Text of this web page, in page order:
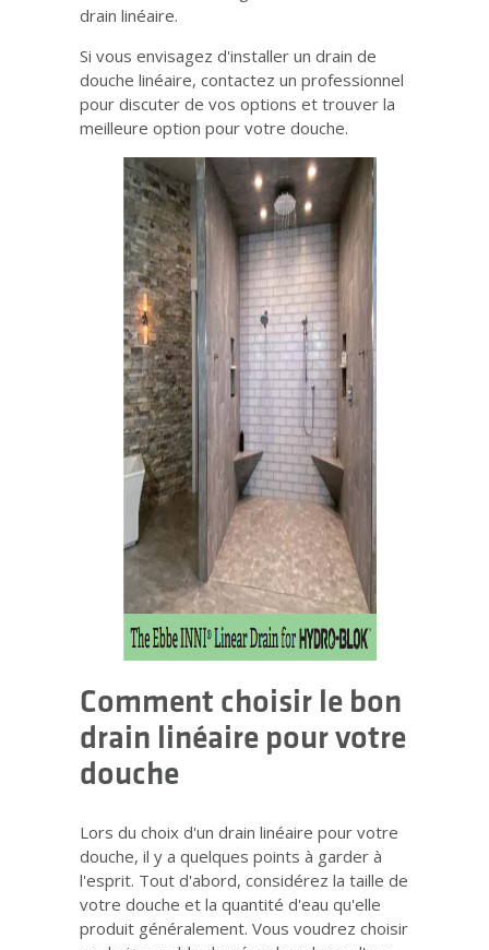
drain linéaire.
Si vous envisagez d'installer un drain de
douche linéaire, contactez un professionnel
pour discuter de vos options et trouver la
meilleure option pour votre douche.
Comment choisir le bon
drain linéaire pour votre
douche
Lors du choix d'un drain linéaire pour votre
douche, il y a quelques points à garder à
l'esprit. Tout d'abord, considérez la taille de
votre douche et la quantité d'eau qu'elle
produit généralement. Vous voudrez choisir